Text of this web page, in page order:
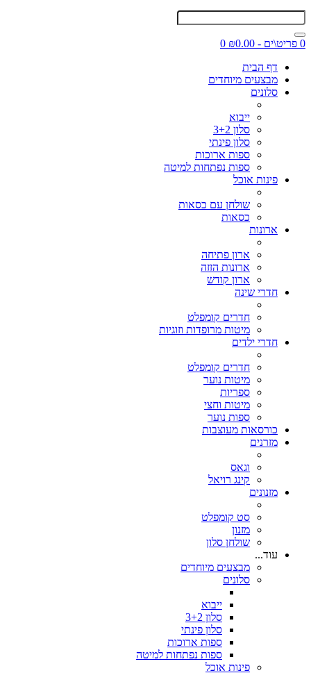
0 פריט\ים - ₪0.00
0
דף הבית
מבצעים מיוחדים
סלונים
ייבוא
סלון 3+2
סלון פינתי
ספות ארוכות
ספות נפתחות למיטה
פינות אוכל
שולחן עם כסאות
כסאות
ארונות
ארון פתיחה
ארונות הזזה
ארון קודש
חדרי שינה
חדרים קומפלט
מיטות מרופדות וזוגיות
חדרי ילדים
חדרים קומפלט
מיטות נוער
ספריות
מיטות וחצי
ספות נוער
כורסאות מעוצבות
מזרנים
וגאס
קינג רויאל
מזנונים
סט קומפלט
מזנון
שולחן סלון
עוד...
מבצעים מיוחדים
סלונים
ייבוא
סלון 3+2
סלון פינתי
ספות ארוכות
ספות נפתחות למיטה
פינות אוכל